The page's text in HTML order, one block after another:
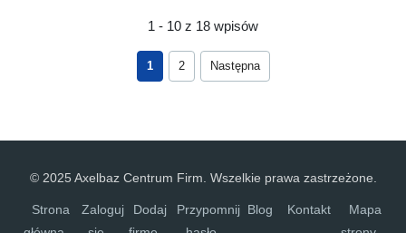
1 - 10 z 18 wpisów
1 2 Następna
© 2025 Axelbaz Centrum Firm. Wszelkie prawa zastrzeżone.
Strona
Zaloguj
Dodaj
Przypomnij Blog Kontakt
Mapa